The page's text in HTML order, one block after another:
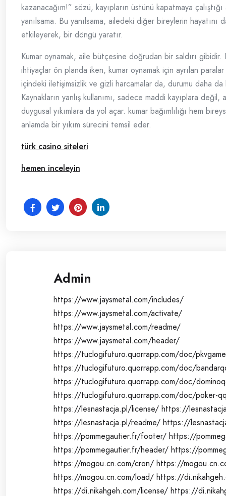
kazanacağım!” sözü, kayıpların üstünü kapatmaya çalıştığı
yanılsama. Bu yanılsama, ailedeki diğer bireylerin hayatını
etkileyerek, bir döngü yaratır.
Kumar oynamak, aile bütçesine doğrudan bir saldırı gibidir.
ihtiyaçlar ön planda iken, kumar oynamak için ayrılan
içindeki iletişimsizlik ve gizli harcamalar da, durumu daha
Kaynakların yanlış kullanımı, sadece maddi kayıplara değil,
duygusal yıkımlara da yol açar. kumar bağımlılığı hem
anlamda bir yıkım sürecini temsil eder.
türk casino siteleri
hemen inceleyin
Admin
https://www.jaysmetal.com/includes/
https://www.jaysmetal.com/activate/
https://www.jaysmetal.com/readme/
https://www.jaysmetal.com/header/
https://tuclogifuturo.quorrapp.com/doc/
https://tuclogifuturo.quorrapp.com/doc/
https://tuclogifuturo.quorrapp.com/doc/
https://tuclogifuturo.quorrapp.com/doc/poker-
https://lesnastacja.pl/license/ https://
https://lesnastacja.pl/readme/ https://
https://pommegautier.fr/footer/ https://
https://pommegautier.fr/header/ https://
https://mogou.cn.com/cron/ https://
https://mogou.cn.com/load/ https://
https://di.nikahgeh.com/license/ https://